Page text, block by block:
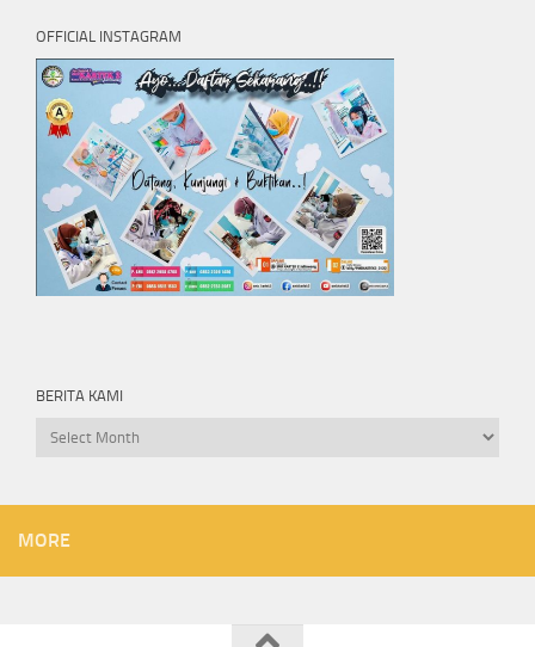
OFFICIAL INSTAGRAM
BERITA KAMI
Berita
MORE